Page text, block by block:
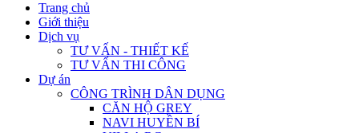
Trang chủ
Giới thiệu
Dịch vụ
TƯ VẤN - THIẾT KẾ
TƯ VẤN THI CÔNG
Dự án
CÔNG TRÌNH DÂN DỤNG
CĂN HỘ GREY
NAVI HUYỀN BÍ